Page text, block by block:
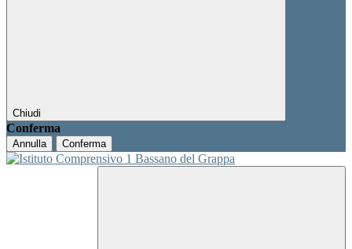
Chiudi
Conferma
Annulla Conferma